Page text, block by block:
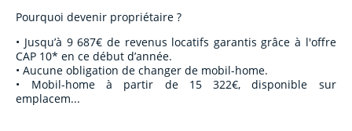
Pourquoi devenir propriétaire ?
• Jusqu’à 9 687€ de revenus locatifs garantis grâce à l'offre
CAP 10* en ce début d’année.
• Aucune obligation de changer de mobil-home.
• Mobil-home à partir de 15 322€, disponible sur
emplacem